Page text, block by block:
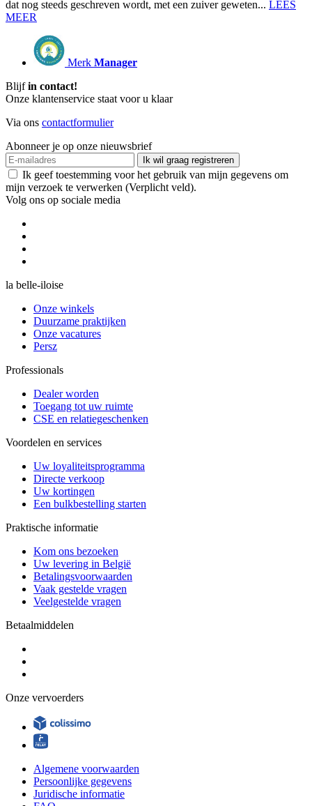
dat nog steeds geschreven wordt, met een zuiver geweten... LEES
MEER
Merk Manager
Blijfin contact!
Onze klantenservice staat voor u klaar
Via ons contactformulier
Abonneer je op onze nieuwsbrief
Ik wil graag registreren
Ik geef toestemming voor het gebruik van mijn gegevens om
mijn verzoek te verwerken (Verplicht veld).
Volg ons op sociale media
la belle-iloise
Onze winkels
Duurzame praktijken
Onze vacatures
Persz
Professionals
Dealer worden
Toegang tot uw ruimte
CSE en relatiegeschenken
Voordelen en services
Uw loyaliteitsprogramma
Directe verkoop
Uw kortingen
Een bulkbestelling starten
Praktische informatie
Kom ons bezoeken
Uw levering in België
Betalingsvoorwaarden
Vaak gestelde vragen
Veelgestelde vragen
Betaalmiddelen
Onze vervoerders
Algemene voorwaarden
Persoonlijke gegevens
Juridische informatie